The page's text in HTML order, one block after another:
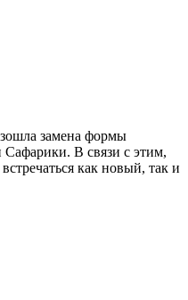
замена формы
Сафарики. В связи с этим,
как новый, так и